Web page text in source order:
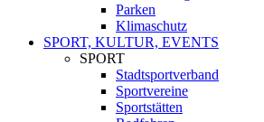
Parken
Klimaschutz
SPORT, KULTUR, EVENTS
SPORT
Stadtsportverband
Sportvereine
Sportstätten